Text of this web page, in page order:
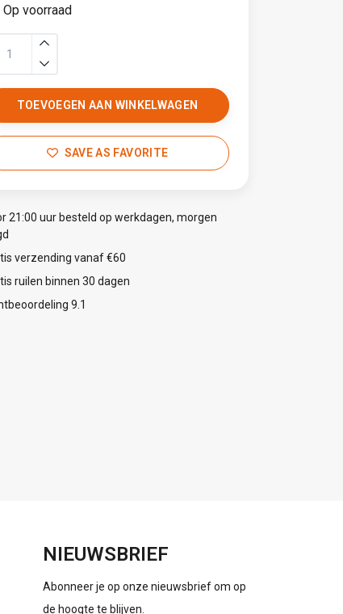
Op voorraad
TOEVOEGEN AAN WINKELWAGEN
SAVE AS FAVORITE
21:00 uur besteld op werkdagen, morgen
verzending vanaf €60
ruilen binnen 30 dagen
9.1
NIEUWSBRIEF
Abonneer je op onze nieuwsbrief om op
de hoogte te blijven.